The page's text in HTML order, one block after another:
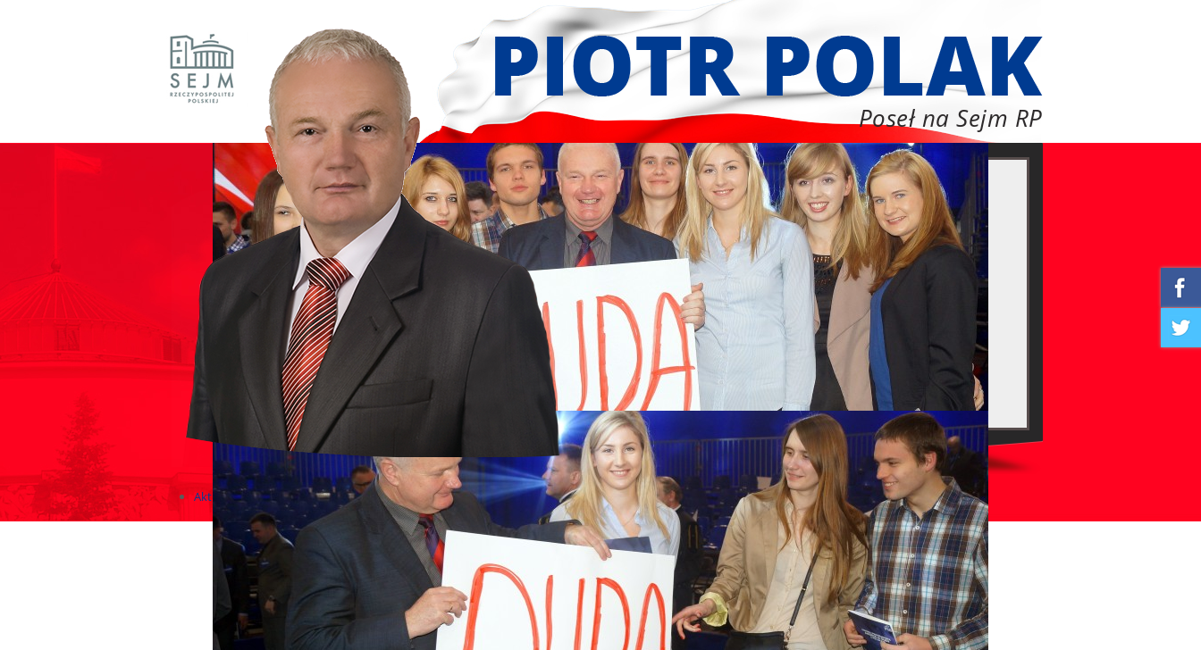
Poseł na Sejm RP
Aktualności
Zapowiedzi wydarzeń
KONKURSY 2020 - 2026
KOLONIE 2021 - 2026
Imprezy kulturalne - zaproszenia 2017
Różne
Konkursy 2017/2018
KONKURSY 2016/2017
KONKURSY 2015/2016
Konkursy 2014/2015